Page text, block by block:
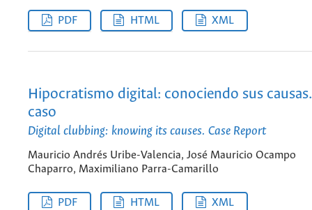
PDF HTML XML
Hipocratismo digital: conociendo sus
caso
Digital clubbing: knowing its causes. Case Report
Mauricio Andrés Uribe-Valencia, José Mauricio Ocampo
Chaparro, Maximiliano Parra-Camarillo
PDF HTML XML